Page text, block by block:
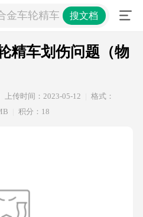
金车轮精车划伤问题（物场
搜文档
精车划伤问题（物
上传时间：2023-05-12
格式：
积分：18